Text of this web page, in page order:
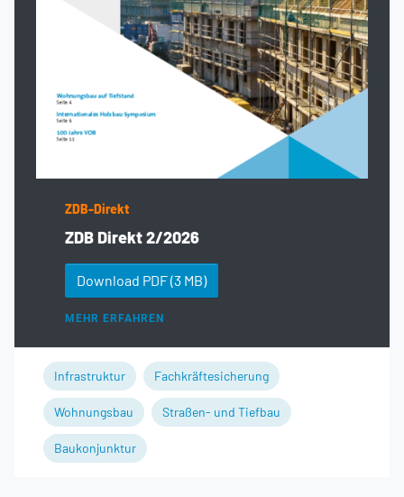
ZDB-Direkt
ZDB Direkt 2/2026
Download PDF(3 MB)
MEHR ERFAHREN
Infrastruktur Fachkräftesicherung
Wohnungsbau Straßen- und Tiefbau
Baukonjunktur